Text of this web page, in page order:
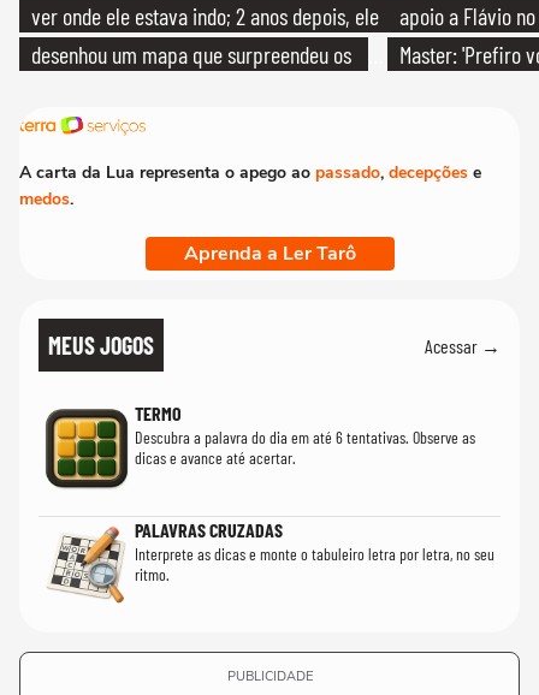
ver onde ele estava indo; 2 anos depois, ele
desenhou um mapa que surpreendeu os
apoio a Flávio
Master: 'Prefiro
A carta da Lua representa o apego ao passado, decepções e
medos.
Aprenda a Ler Tarô
MEUS JOGOS Acessar →
TERMO
Descubra a palavra do dia em até 6 tentativas. Observe as
dicas e avance até acertar.
PALAVRAS CRUZADAS
Interprete as dicas e monte o tabuleiro letra por letra, no seu
ritmo.
PUBLICIDADE